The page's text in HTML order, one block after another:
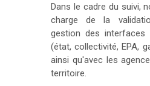
Dans le cadre du suivi,
charge de la
gestion des interfaces
(état, collectivité, EPA,
ainsi qu'avec les
territoire.